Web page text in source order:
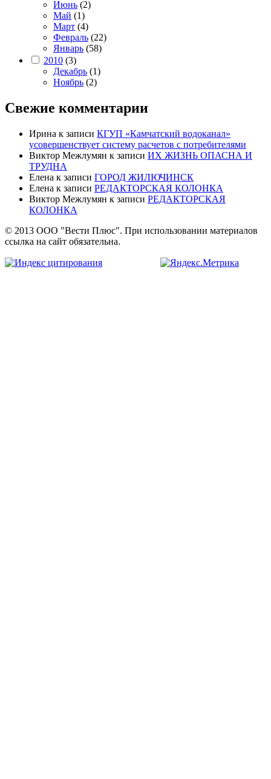
Июнь (2)
Май (1)
Март (4)
Февраль (22)
Январь (58)
2010 (3)
Декабрь (1)
Ноябрь (2)
Свежие комментарии
Ирина к записи КГУП «Камчатский водоканал»
усовершенствует систему расчетов с потребителями
Виктор Межлумян к записи ИХ ЖИЗНЬ ОПАСНА И
ТРУДНА
Елена к записи ГОРОД ЖИЛЮЧИНСК
Елена к записи РЕДАКТОРСКАЯ КОЛОНКА
Виктор Межлумян к записи РЕДАКТОРСКАЯ
КОЛОНКА
© 2013 ООО "Вести Плюс". При использовании материалов
ссылка на сайт обязательна.